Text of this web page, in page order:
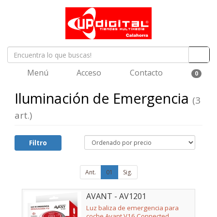
Menú Acceso Contacto 0
Iluminación de Emergencia (3
art.)
Filtro
Ant. 01 Sig.
AVANT - AV1201
Luz baliza de emergencia para